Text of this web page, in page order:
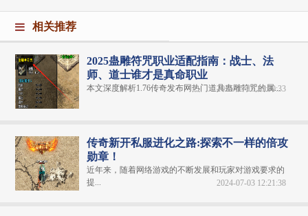
相关推荐
2025蛊雕符咒职业适配指南：战士、法
师、道士谁才是真命职业
本文深度解析1.76传奇发布网热门道具蛊雕符咒的属...
2025-05-16 11:00:33
传奇新开私服进化之路:探索不一样的倍攻
勋章！
近年来，随着网络游戏的不断发展和玩家对游戏要求的
提...
2024-07-03 12:21:38